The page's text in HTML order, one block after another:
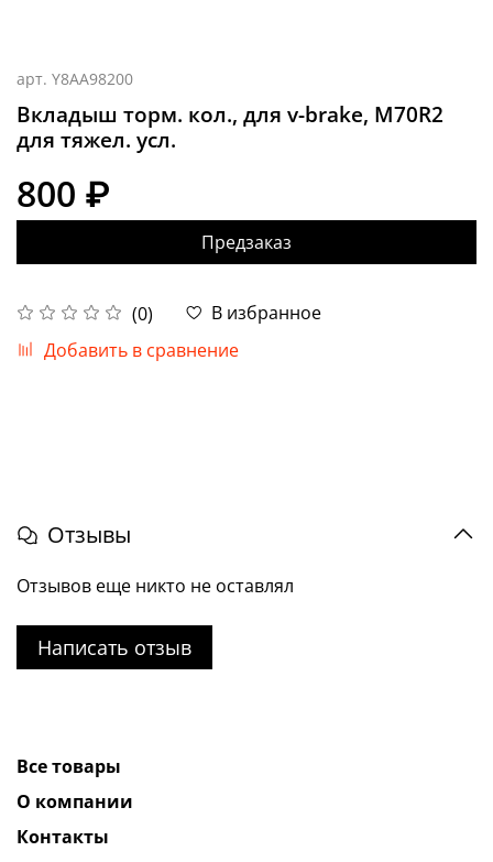
арт. Y8AA98200
Вкладыш торм. кол., для v-brake, M70R2
для тяжел. усл.
(0)
В избранное
Добавить в сравнение
800 ₽
Предзаказ
Отзывы
Отзывов еще никто не оставлял
Написать отзыв
Все товары
О компании
Контакты